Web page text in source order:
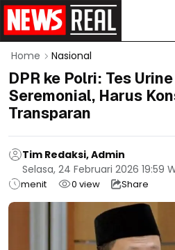
Home Nasional
DPR ke Polri: Tes
Seremonial, Harus
Transparan
Tim Redaksi, Admin
Selasa, 24 Februari 2026 19:59
menit 0 view Share